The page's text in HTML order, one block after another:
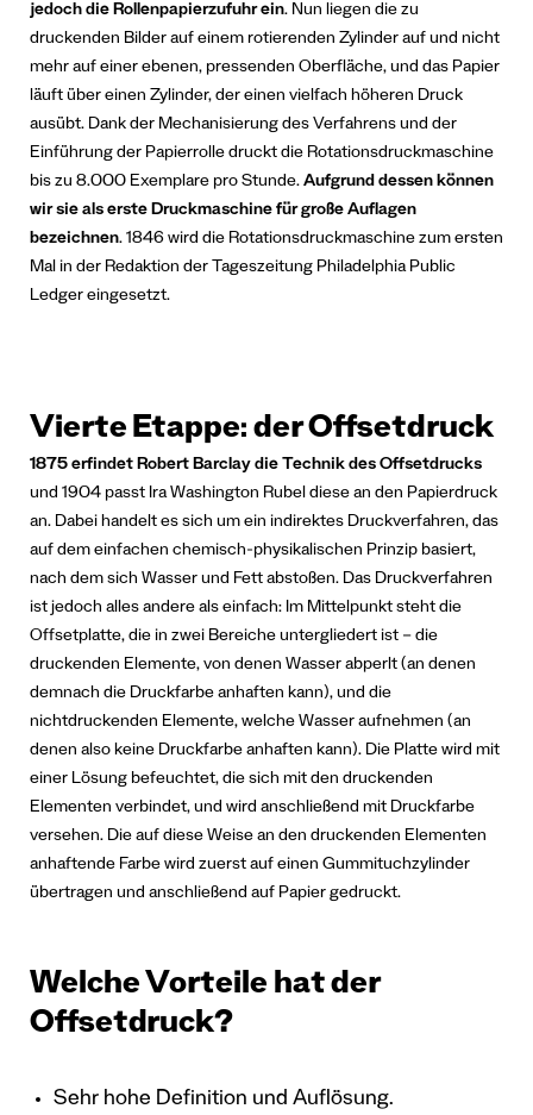
jedoch die Rollenpapierzufuhr ein. Nun liegen die zu
druckenden Bilder auf einem rotierenden Zylinder auf und nicht
mehr auf einer ebenen, pressenden Oberfläche, und das Papier
läuft über einen Zylinder, der einen vielfach höheren Druck
ausübt. Dank der Mechanisierung des Verfahrens und der
Einführung der Papierrolle druckt die Rotationsdruckmaschine
bis zu 8.000 Exemplare pro Stunde.Aufgrund dessen können
wir sie als erste Druckmaschine für große Auflagen
bezeichnen.1846 wird die Rotationsdruckmaschine zum ersten
Mal in der Redaktion der Tageszeitung Philadelphia Public
Ledger eingesetzt.
Vierte Etappe: der Offsetdruck
1875 erfindet Robert Barclay die Technik des Offsetdrucks
und 1904 passt Ira Washington Rubel diese an den Papierdruck
an. Dabei handelt es sich um ein indirektes Druckverfahren, das
auf dem einfachen chemisch-physikalischen Prinzip basiert,
nach dem sich Wasser und Fett abstoßen. Das Druckverfahren
ist jedoch alles andere als einfach: Im Mittelpunkt steht die
Offsetplatte, die in zwei Bereiche untergliedert ist – die
druckenden Elemente, von denen Wasser abperlt (an denen
demnach die Druckfarbe anhaften kann), und die
nichtdruckenden Elemente, welche Wasser aufnehmen (an
denen also keine Druckfarbe anhaften kann). Die Platte wird mit
einer Lösung befeuchtet, die sich mit den druckenden
Elementen verbindet, und wird anschließend mit Druckfarbe
versehen. Die auf diese Weise an den druckenden Elementen
anhaftende Farbe wird zuerst auf einen Gummituchzylinder
übertragen und anschließend auf Papier gedruckt.
Welche Vorteile hat der
Offsetdruck?
Sehr hohe Definition und Auflösung.